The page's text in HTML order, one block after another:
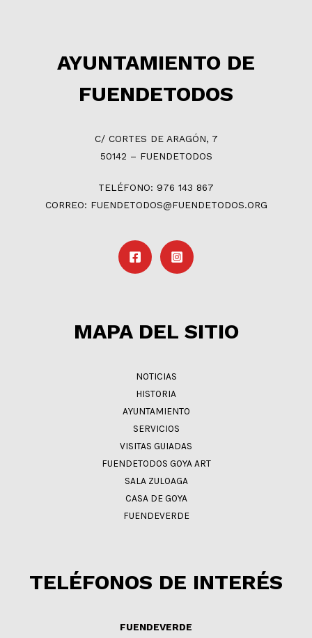
AYUNTAMIENTO DE
FUENDETODOS
C/ CORTES DE ARAGÓN, 7
50142 – FUENDETODOS
TELÉFONO: 976 143 867
CORREO: FUENDETODOS@FUENDETODOS.ORG
MAPA DEL SITIO
NOTICIAS
HISTORIA
AYUNTAMIENTO
SERVICIOS
VISITAS GUIADAS
FUENDETODOS GOYA ART
SALA ZULOAGA
CASA DE GOYA
FUENDEVERDE
TELÉFONOS DE INTERÉS
FUENDEVERDE